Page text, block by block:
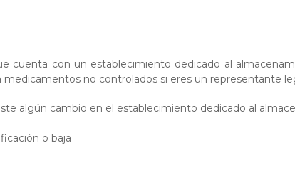
cuenta con un establecimiento dedicado al
medicamentos no controlados si eres un representante
algún cambio en el establecimiento dedicado al
o baja